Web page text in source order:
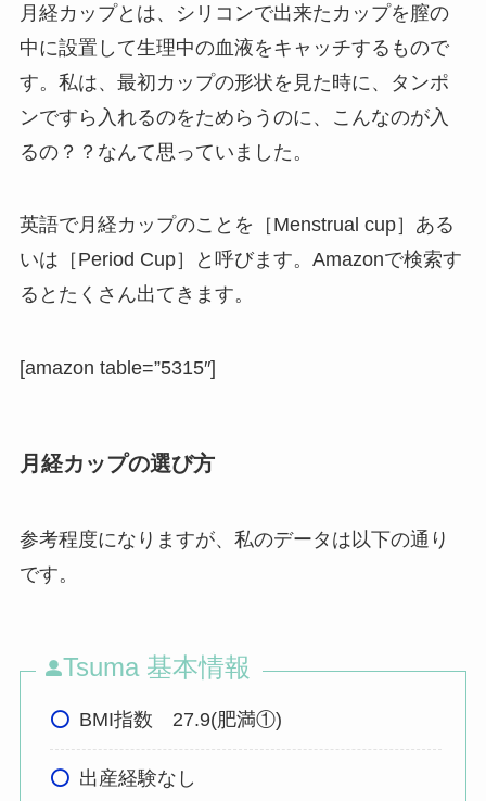
月経カップとは、シリコンで出来たカップを膣の
中に設置して生理中の血液をキャッチするもので
す。私は、最初カップの形状を見た時に、タンポ
ンですら入れるのをためらうのに、こんなのが入
るの？？なんて思っていました。
英語で月経カップのことを［Menstrual cup］ある
いは［Period Cup］と呼びます。Amazonで検索す
るとたくさん出てきます。
[amazon table=”5315″]
月経カップの選び方
参考程度になりますが、私のデータは以下の通り
です。
Tsuma 基本情報
BMI指数 27.9(肥満①)
出産経験なし